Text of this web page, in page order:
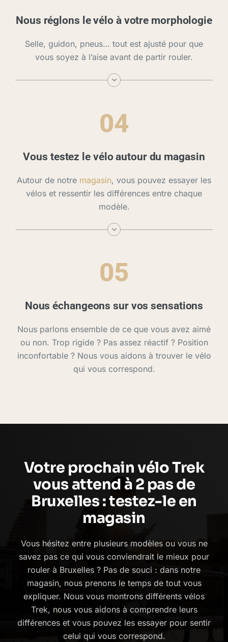
Nous réglons le vélo à votre morphologie
Selle, guidon, pneus… tout est ajusté pour que
vous soyez à l’aise avant de partir rouler.
04
Vous testez le vélo autour du magasin
Autour de notre magasin, vous pouvez essayer les
vélos et ressentir les différences entre chaque
modèle.
05
Nous échangeons sur vos sensations
Nous parlons ensemble de ce que vous avez aimé
ou non. Trop rigide ? Pas assez réactif ? Position
inconfortable ? Nous vous aidons à trouver le vélo
qui vous correspond.
Votre prochain vélo Trek
vous attend à 2 pas de
Bruxelles : testez-le en
magasin
Vous hésitez entre plusieurs modèles ou vous ne
savez pas ce qui vous conviendrait le mieux pour
rouler à Bruxelles ? Pas de souci : dans notre
magasin, nous prenons le temps de tout vous
expliquer. Nous vous montrons différents vélos
Trek, nous vous aidons à comprendre leurs
différences et vous pouvez les essayer pour sentir
celui qui vous correspond.